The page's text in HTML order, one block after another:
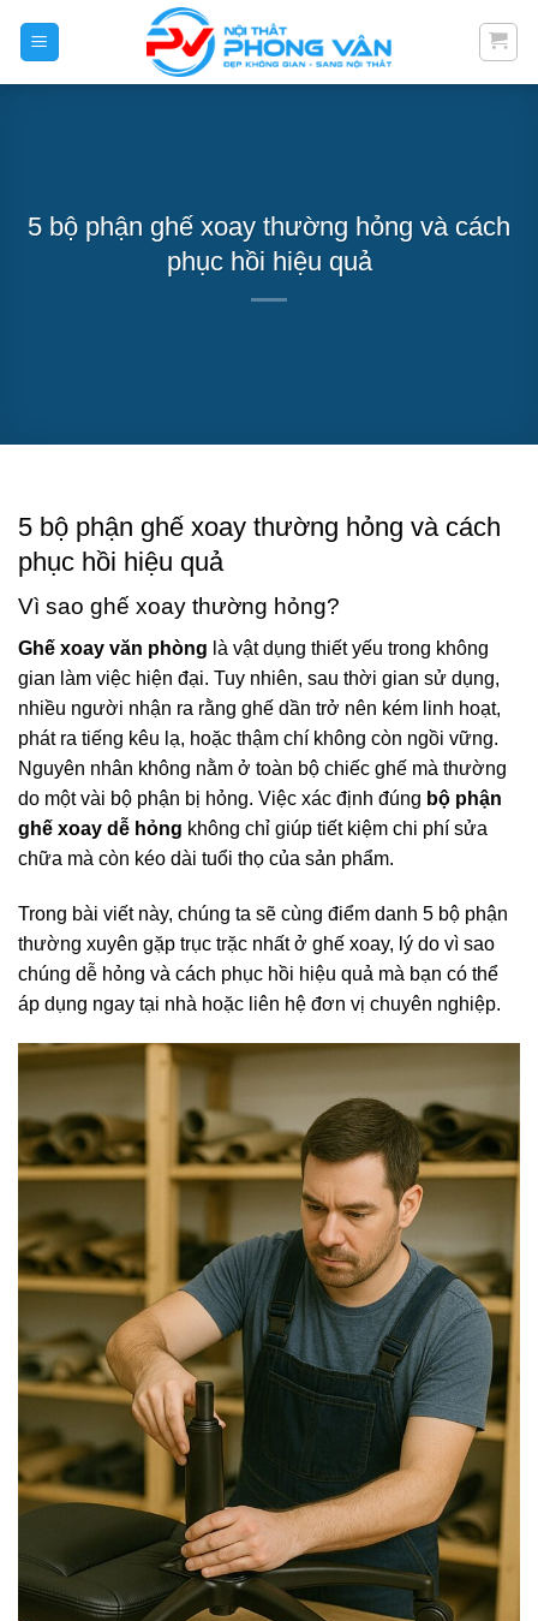
5 bộ phận ghế xoay thường hỏng và cách
phục hồi hiệu quả
5 bộ phận ghế xoay thường hỏng và cách
phục hồi hiệu quả
Vì sao ghế xoay thường hỏng?
Ghế xoay văn phòng là vật dụng thiết yếu trong không
gian làm việc hiện đại. Tuy nhiên, sau thời gian sử dụng,
nhiều người nhận ra rằng ghế dần trở nên kém linh hoạt,
phát ra tiếng kêu lạ, hoặc thậm chí không còn ngồi vững.
Nguyên nhân không nằm ở toàn bộ chiếc ghế mà thường
do một vài bộ phận bị hỏng. Việc xác định đúng bộ phận
ghế xoay dễ hỏng không chỉ giúp tiết kiệm chi phí sửa
chữa mà còn kéo dài tuổi thọ của sản phẩm.
Trong bài viết này, chúng ta sẽ cùng điểm danh 5 bộ phận
thường xuyên gặp trục trặc nhất ở ghế xoay, lý do vì sao
chúng dễ hỏng và cách phục hồi hiệu quả mà bạn có thể
áp dụng ngay tại nhà hoặc liên hệ đơn vị chuyên nghiệp.